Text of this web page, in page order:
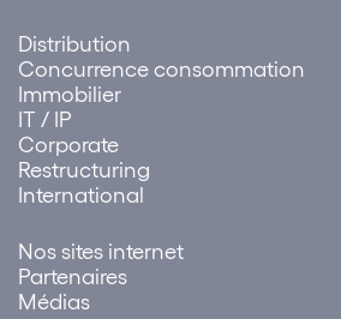
Distribution
Concurrence consommation
Immobilier
IT / IP
Corporate
Restructuring
International
Nos sites internet
Partenaires
Médias